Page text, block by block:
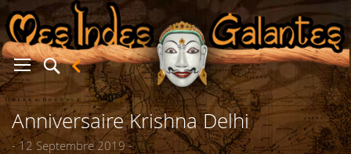
Anniversaire Krishna Delhi
- 12 Septembre 2019 -